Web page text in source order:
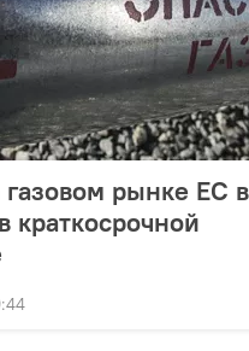
рынке ЕС
краткосрочной